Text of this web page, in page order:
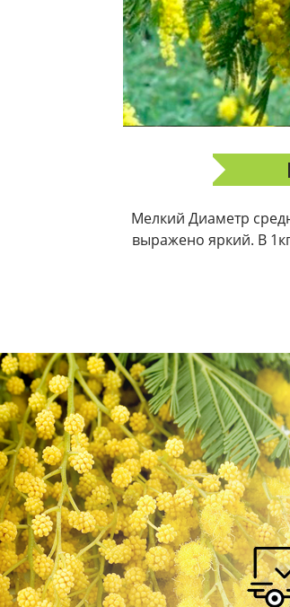
Мелкий Диаметр
выражено яркий. В